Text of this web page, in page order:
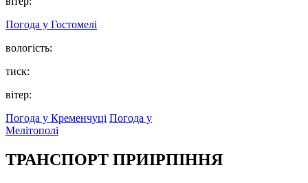
Погода у Гостомелі
вологість:
тиск:
вітер:
Погода у Кременчуці Погода у
Мелітополі
ТРАНСПОРТ ПРИІРПІННЯ